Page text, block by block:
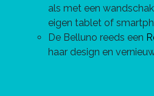
als met een
eigen tablet of
De Belluno reeds een
haar design en